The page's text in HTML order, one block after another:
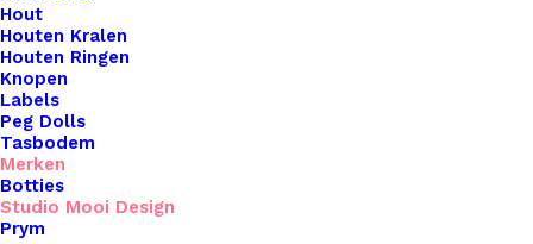
Hout
Houten Kralen
Houten Ringen
Knopen
Labels
Peg Dolls
Tasbodem
Merken
Botties
Studio Mooi Design
Prym
€